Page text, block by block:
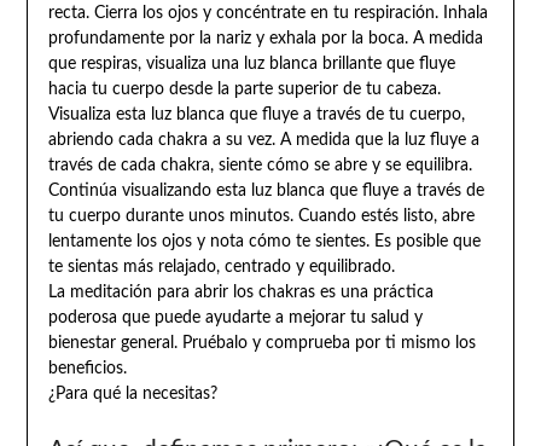
recta. Cierra los ojos y concéntrate en tu respiración. Inhala
profundamente por la nariz y exhala por la boca. A medida
que respiras, visualiza una luz blanca brillante que fluye
hacia tu cuerpo desde la parte superior de tu cabeza.
Visualiza esta luz blanca que fluye a través de tu cuerpo,
abriendo cada chakra a su vez. A medida que la luz fluye a
través de cada chakra, siente cómo se abre y se equilibra.
Continúa visualizando esta luz blanca que fluye a través de
tu cuerpo durante unos minutos. Cuando estés listo, abre
lentamente los ojos y nota cómo te sientes. Es posible que
te sientas más relajado, centrado y equilibrado.
La meditación para abrir los chakras es una práctica
poderosa que puede ayudarte a mejorar tu salud y
bienestar general. Pruébalo y comprueba por ti mismo los
beneficios.
¿Para qué la necesitas?